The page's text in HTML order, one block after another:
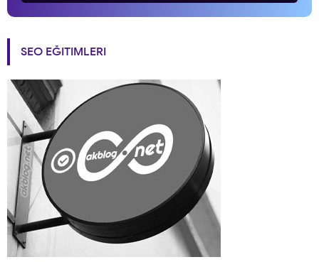
SEO EĞITIMLERI